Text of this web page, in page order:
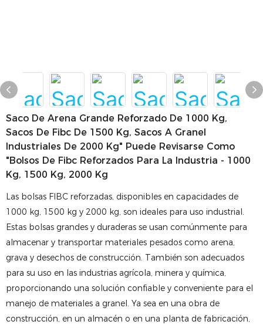
Saco De Arena Grande Reforzado De 1000 Kg,
Sacos De Fibc De 1500 Kg, Sacos A Granel
Industriales De 2000 Kg" Puede Revisarse Como
"Bolsos De Fibc Reforzados Para La Industria - 1000
Kg, 1500 Kg, 2000 Kg
Las bolsas FIBC reforzadas, disponibles en capacidades de
1000 kg, 1500 kg y 2000 kg, son ideales para uso industrial.
Estas bolsas grandes y duraderas se usan comúnmente para
almacenar y transportar materiales pesados ​​como arena,
grava y desechos de construcción. También son adecuados
para su uso en las industrias agrícola, minera y química,
proporcionando una solución confiable y conveniente para el
manejo de materiales a granel. Ya sea en una obra de
construcción, en un almacén o en una planta de fabricación,